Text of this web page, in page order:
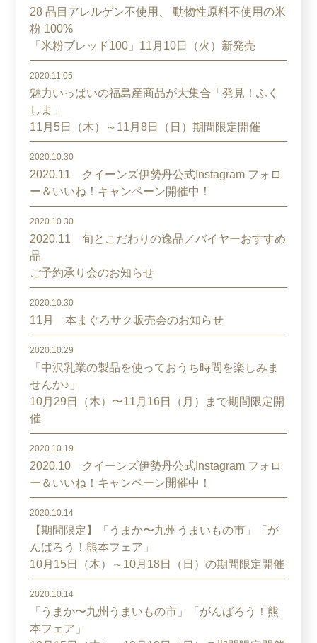
28 品目アレルゲン不使用、 動物性原料不使用の米
粉 100%
「米粉ブレッド100」11月10日（火）新発売
2020.11.05
魅力いっぱいの福島産商品が大集合「発見！ふく
しま」
11月5日（木）～11月8日（日）期間限定開催
2020.10.30
2020.11 クイーンズ伊勢丹公式Instagram フォロ
ー＆いいね！キャンペーン開催中！
2020.10.30
2020.11 旬とこだわりの逸品／バイヤーおすすめ
品
ご予約承り会のお知らせ
2020.10.30
11月 本まぐろサク販売会のお知らせ
2020.10.29
「中沢乳業の製品を使っておうち時間を楽しみま
せんか♪」
10月29日（木）〜11月16日（月）まで期間限定開
催
2020.10.19
2020.10 クイーンズ伊勢丹公式Instagram フォロ
ー＆いいね！キャンペーン開催中！
2020.10.14
【期間限定】「うまか〜九州うまいもの市」「が
んばろう！熊本フェア」
10月15日（木）～10月18日（日）の期間限定開催
2020.10.14
「うまか〜九州うまいもの市」「がんばろう！熊
本フェア」